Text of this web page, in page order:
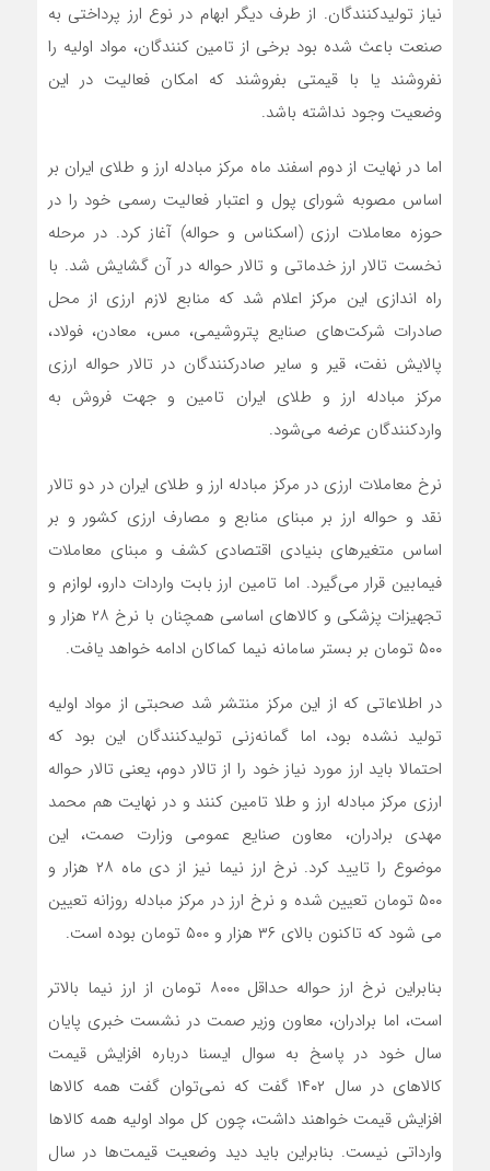
نیاز تولیدکنندگان. از طرف دیگر ابهام در نوع ارز پرداختی به
صنعت باعث شده بود برخی از تامین کنندگان، مواد اولیه را
نفروشند یا با قیمتی بفروشند که امکان فعالیت در این
وضعیت وجود نداشته باشد.
اما در نهایت از دوم اسفند ماه مرکز مبادله ارز و طلای ایران بر
اساس مصوبه شورای پول و اعتبار فعالیت رسمی خود را در
حوزه معاملات ارزی (اسکناس و حواله) آغاز کرد. در مرحله
نخست تالار ارز خدماتی و تالار حواله در آن گشایش شد. با
راه اندازی این مرکز اعلام شد که منابع لازم ارزی از محل
صادرات شرکت‌های صنایع پتروشیمی، مس، معادن، فولاد،
پالایش نفت، قیر و سایر صادرکنندگان در تالار حواله ارزی
مرکز مبادله ارز و طلای ایران تامین و جهت فروش به
واردکنندگان عرضه می‌شود.
نرخ معاملات ارزی در مرکز مبادله ارز و طلای ایران در دو تالار
نقد و حواله ارز بر مبنای منابع و مصارف ارزی کشور و بر
اساس متغیرهای بنیادی اقتصادی کشف و مبنای معاملات
فیمابین قرار می‌گیرد. اما تامین ارز بابت واردات دارو، لوازم و
تجهیزات پزشکی و کالاهای اساسی همچنان با نرخ ۲۸ هزار و
۵۰۰ تومان بر بستر سامانه نیما کماکان ادامه خواهد یافت.
در اطلاعاتی که از این مرکز منتشر شد صحبتی از مواد اولیه
تولید نشده بود، اما گمانه‌زنی تولیدکنندگان این بود که
احتمالا باید ارز مورد نیاز خود را از تالار دوم، یعنی تالار حواله
ارزی مرکز مبادله ارز و طلا تامین کنند و در نهایت هم محمد
مهدی برادران، معاون صنایع عمومی وزارت صمت، این
موضوع را تایید کرد. نرخ ارز نیما نیز از دی ماه ۲۸ هزار و
۵۰۰ تومان تعیین شده و نرخ ارز در مرکز مبادله روزانه تعیین
می شود که تاکنون بالای ۳۶ هزار و ۵۰۰ تومان بوده است.
بنابراین نرخ ارز حواله حداقل ۸۰۰۰ تومان از ارز نیما بالاتر
است، اما برادران، معاون وزیر صمت در نشست خبری پایان
سال خود در پاسخ به سوال ایسنا درباره افزایش قیمت
کالاهای در سال ۱۴۰۲ گفت که نمی‌توان گفت همه کالاها
افزایش قیمت خواهند داشت، چون کل مواد اولیه همه کالاها
وارداتی نیست. بنابراین باید دید وضعیت قیمت‌ها در سال